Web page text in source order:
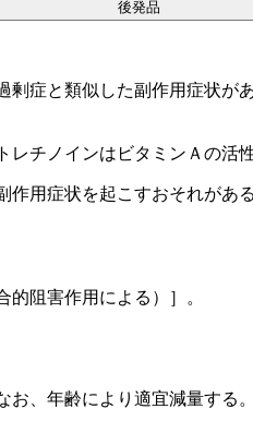
症と類似した副作用症状が
チノインはビタミンＡの活
用症状を起こすおそれがあ
阻害作用による）］。
後発品
、年齢により適宜減量する。